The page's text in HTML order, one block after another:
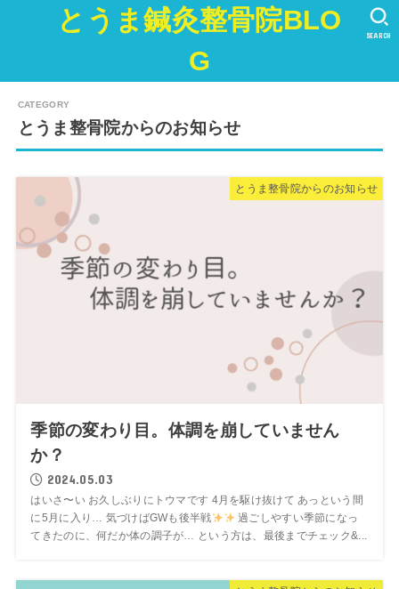
とうま鍼灸整骨院BLO
G
SEARCH
とうま整骨院からのお知らせ
とうま整骨院からのお知らせ
季節の変わり目。体調を崩していません
か？
2024.05.03
はいさ〜い お久しぶりにトウマです 4月を駆け抜けて あっという間
に5月に入り… 気づけばGWも後半戦
過ごしやすい季節になっ
てきたのに、何だか体の調子が… という方は、最後までチェック&...